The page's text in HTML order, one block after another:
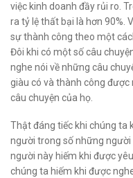
việc kinh doanh đầy rủi ro.
ra tỷ lệ thất bại là hơn 90%.
sự thành công theo một
Đôi khi có một số câu
nghe nói về những câu
giàu có và thành công được
câu chuyện của họ.
Thật đáng tiếc khi chúng ta
người trong số những
người này hiếm khi được
chúng ta hiếm khi được